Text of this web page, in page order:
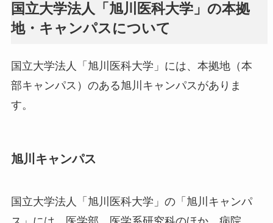
国立大学法人「旭川医科大学」の本拠
地・キャンパスについて
国立大学法人「旭川医科大学」には、本拠地（本
部キャンパス）のある旭川キャンパスがありま
す。
旭川キャンパス
国立大学法人「旭川医科大学」の「旭川キャンパ